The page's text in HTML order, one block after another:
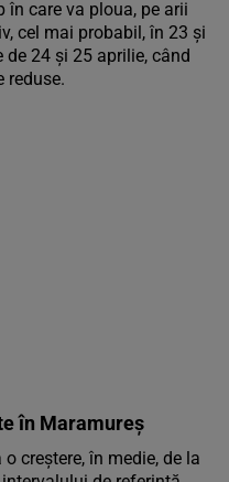
în care va ploua, pe arii
cel mai probabil, în 23 și
24 și 25 aprilie, când
reduse.
în Maramureș
creștere, în medie, de la